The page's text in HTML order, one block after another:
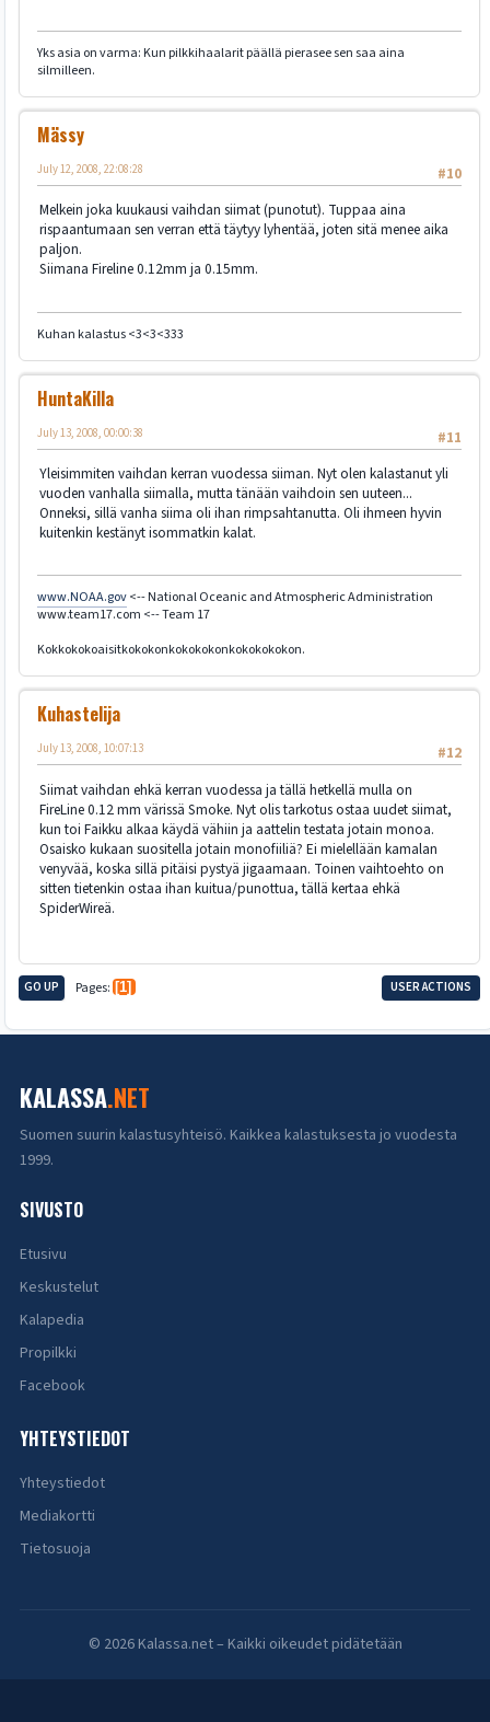
Yks asia on varma: Kun pilkkihaalarit päällä pierasee sen saa aina
silmilleen.
Mässy
#10
July 12, 2008, 22:08:28
Melkein joka kuukausi vaihdan siimat (punotut). Tuppaa aina
rispaantumaan sen verran että täytyy lyhentää, joten sitä menee aika
paljon.
Siimana Fireline 0.12mm ja 0.15mm.
Kuhan kalastus <3<3<333
HuntaKilla
#11
July 13, 2008, 00:00:38
Yleisimmiten vaihdan kerran vuodessa siiman. Nyt olen kalastanut yli
vuoden vanhalla siimalla, mutta tänään vaihdoin sen uuteen...
Onneksi, sillä vanha siima oli ihan rimpsahtanutta. Oli ihmeen hyvin
kuitenkin kestänyt isommatkin kalat.
www.NOAA.gov<-- National Oceanic and Atmospheric Administration
www.team17.com <-- Team 17
Kokkokokoaisitkokokonkokokokonkokokokokon.
Kuhastelija
#12
July 13, 2008, 10:07:13
Siimat vaihdan ehkä kerran vuodessa ja tällä hetkellä mulla on
FireLine 0.12 mm värissä Smoke. Nyt olis tarkotus ostaa uudet siimat,
kun toi Faikku alkaa käydä vähiin ja aattelin testata jotain monoa.
Osaisko kukaan suositella jotain monofiiliä? Ei mielellään kamalan
venyvää, koska sillä pitäisi pystyä jigaamaan. Toinen vaihtoehto on
sitten tietenkin ostaa ihan kuitua/punottua, tällä kertaa ehkä
SpiderWireä.
GO UP Pages 1 USER ACTIONS
KALASSA.NET
Suomen suurin kalastusyhteisö. Kaikkea kalastuksesta jo vuodesta
1999.
SIVUSTO
Etusivu
Keskustelut
Kalapedia
Propilkki
Facebook
YHTEYSTIEDOT
Yhteystiedot
Mediakortti
Tietosuoja
© 2026 Kalassa.net – Kaikki oikeudet pidätetään